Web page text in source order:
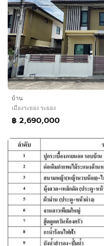
บ้าน
เมืองระยอง ระยอง
฿ 2,690,000